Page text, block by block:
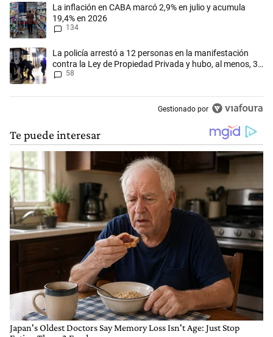
Un artículo de tendencia con el título "La inflación en CABA marcó
La inflación en CABA marcó 2,9% en julio y acumula
19,4% en 2026
134
Un artículo de tendencia con el título "La policía arrestó a 12
La policía arrestó a 12 personas en la manifestación
contra la Ley de Propiedad Privada y hubo, al menos, 3
agentes heridos
58
Gestionado por